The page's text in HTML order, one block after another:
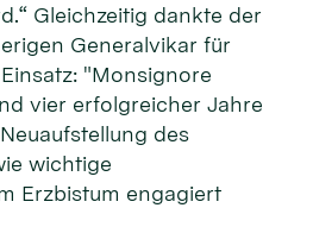
Gleichzeitig dankte der
Generalvikar für
"Monsignore
vier erfolgreicher Jahre
des
wichtige
Erzbistum engagiert